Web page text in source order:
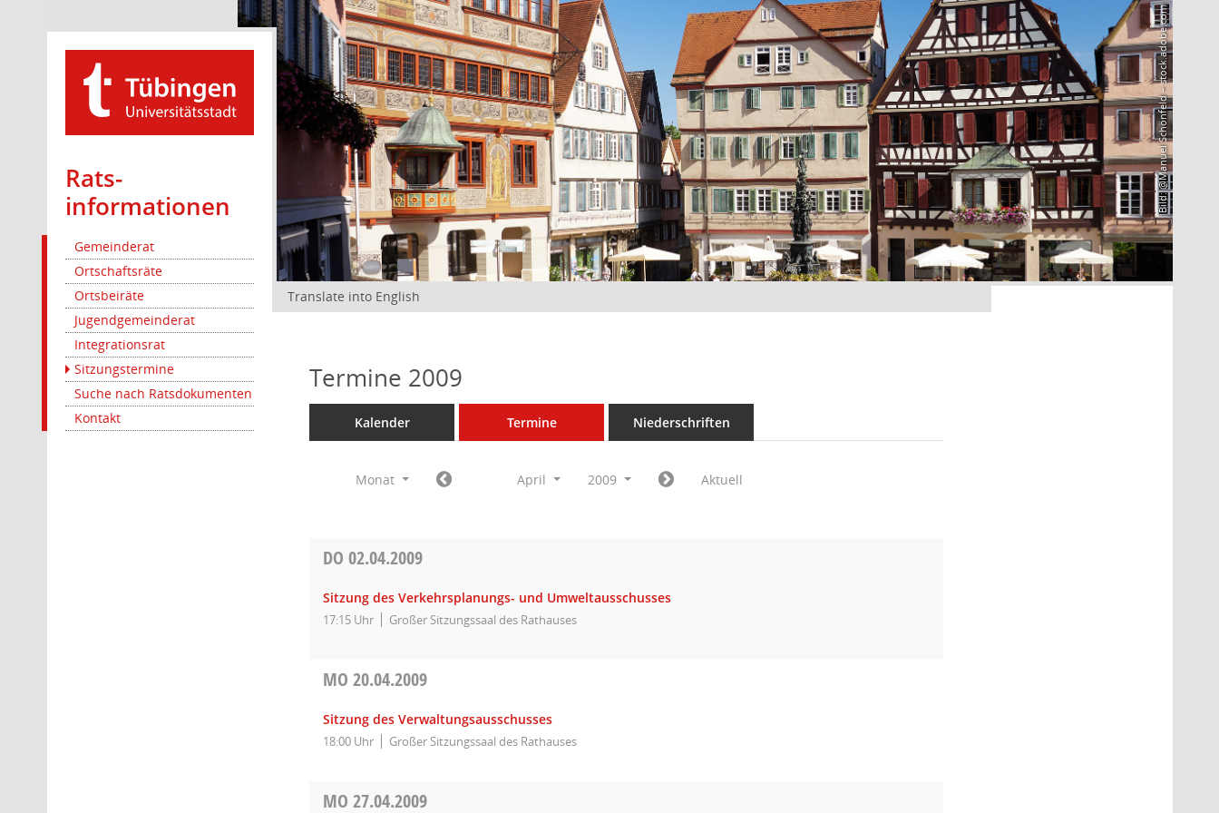
Rats­
informationen
Gemeinderat
Ortschaftsräte
Ortsbeiräte
Jugendgemeinderat
Integrationsrat
Sitzungstermine
Suche nach Ratsdokumenten
Kontakt
Bild: @Manuel Schönfeld – stock.adobe.com
Translate into English
Termine 2009
Kalender Termine Niederschriften
Monat April 2009 Aktuell
DO02.04.2009
Sitzung des Verkehrsplanungs- und Umweltausschusses
17:15 Uhr Großer Sitzungssaal des Rathauses
MO20.04.2009
Sitzung des Verwaltungsausschusses
18:00 Uhr Großer Sitzungssaal des Rathauses
MO27.04.2009